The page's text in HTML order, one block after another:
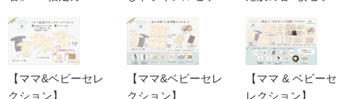
まだ出産前で直接着せてはないですが、
気持ち良い肌触りで、シルクみたいな肌触りです。
着せてあげるのが楽しみです。
+「猫足レギンス」
の
豪華プレゼント付き
おでかけセット
【ゆうパケ送料無
料】
【ママ&ベビーセレ
クション】
【ママ&ベビーセレ
クション】
【ママ & ベビーセ
レクション】